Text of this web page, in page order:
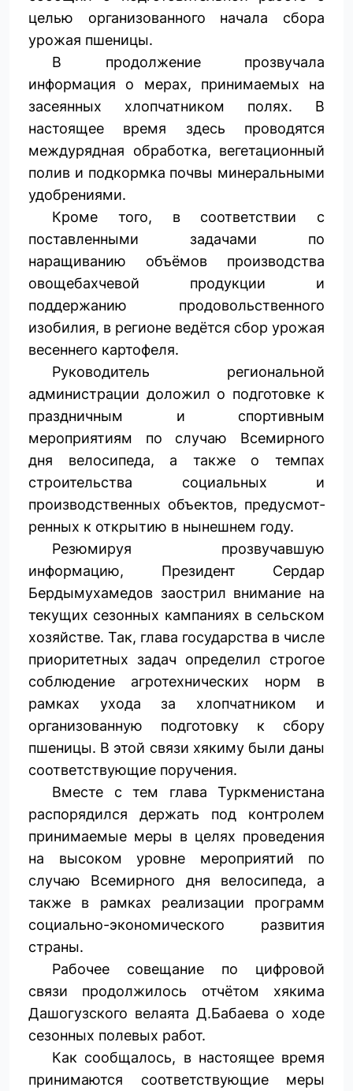
целью организованного начала сбора
урожая пшеницы.
В продолжение прозвучала
информация о мерах, принимаемых на
засеянных хлопчатником полях. В
настоящее время здесь проводятся
междурядная обработка, вегетационный
полив и подкормка почвы минеральными
удобрениями.
Кроме того, в соответствии с
поставленными задачами по
наращиванию объёмов производства
овощебахчевой продукции и
поддержанию продовольственного
изобилия, в регионе ведётся сбор урожая
весеннего картофеля.
Руководитель региональной
администрации доложил о подготовке к
праздничным и спортивным
мероприятиям по случаю Всемирного
дня велосипеда, а также о темпах
строительства социальных и
производственных объектов, предусмот­
ренных к открытию в нынешнем году.
Резюмируя прозвучавшую
информацию, Президент Сердар
Бердымухамедов заострил внимание на
текущих сезонных кампаниях в сельском
хозяйстве. Так, глава государства в числе
приоритетных задач определил строгое
соблюдение агротехнических норм в
рамках ухода за хлопчатником и
организованную подготовку к сбору
пшеницы. В этой связи хякиму были даны
соответствующие поручения.
Вместе с тем глава Туркменистана
распорядился держать под контролем
принимаемые меры в целях проведения
на высоком уровне мероприятий по
случаю Всемирного дня велосипеда, а
также в рамках реализации программ
социально-экономического развития
страны.
Рабочее совещание по цифровой
связи продолжилось отчётом хякима
Дашогузского велаята Д.Бабаева о ходе
сезонных полевых работ.
Как сообщалось, в настоящее время
принимаются соответствующие меры